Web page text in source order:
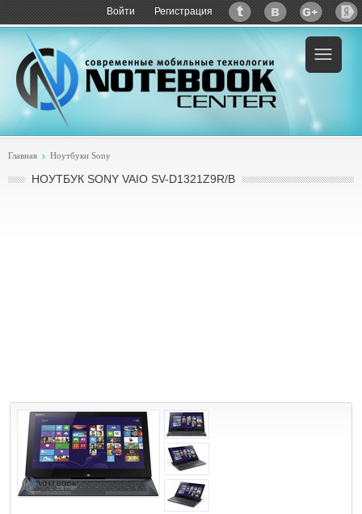
Войти Регистрация
Пример:купить Sony VAIO SV-D1321Z9R/B
Главная Ноутбуки Sony
НОУТБУК SONY VAIO SV-D1321Z9R/B